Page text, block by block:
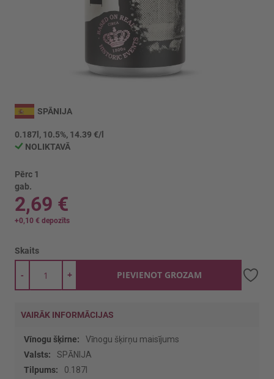
uz
galerijas
sākumu
SPĀNIJA
0.187l, 10.5%, 14.39 €/l
NOLIKTAVĀ
Pērc 1
gab.
2,69 €
+0,10 € depozīts
Skaits
+
- PIEVIENOT GROZAM
VAIRĀK INFORMĀCIJAS
Vairāk
informācijas
Vīnogu šķirņu maisījums
SPĀNIJA
0.187l